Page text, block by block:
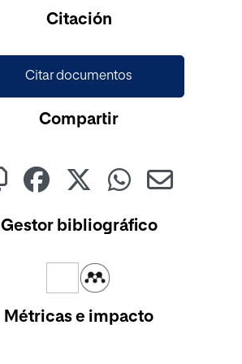
Citación
Citar documentos
Compartir
Gestor bibliográfico
Métricas e impacto